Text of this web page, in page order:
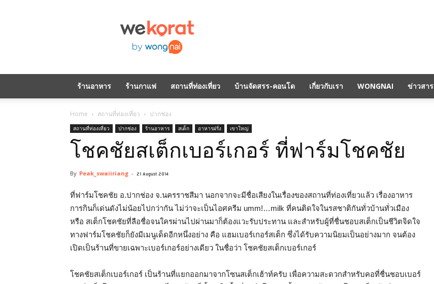
ร้านอาหาร ร้านกาแฟ สถานที่ท่องเที่ยว บ้านจัดสรร-คอนโด เกี่ยวกับเรา WONGNAI ข่าวสาร
Home สถานที่ท่องเที่ยว ปากช่อง
สถานที่ท่องเที่ยว ปากช่อง ร้านอาหาร สเต็ก อาหารฝรั่ง เขาใหญ่
โชคชัยสเต็กเบอร์เกอร์ ที่ฟาร์มโชคชัย
By Peak_swaiiriang - 21 August 2014
ที่ฟาร์มโชคชัย อ.ปากช่อง จ.นครราชสีมา นอกจากจะมีชื่อเสียงในเรื่องของสถานที่ท่องเที่ยวแล้ว เรื่องอาหาร
การกินก็เด่นดังไม่น้อยไปกว่ากัน ไม่ว่าจะเป็นไอศครีม umm!…milk ที่คนติดใจในรสชาติกันทั่วบ้านทั่วเมือง
หรือ สเต็กโชคชัยที่ลือชื่อจนใครผ่านไปผ่านมาก็ต้องแวะรับประทาน และสำหรับผู้ที่ชื่นชอบสเต็กเป็นชีวิตจิดใจ
ทางฟาร์มโชคชัยก็ยังมีเมนูเด็ดอีกหนึ่งอย่าง คือ แฮมเบอร์เกอร์สเต็ก ซึ่งได้รับความนิยมเป็นอย่างมาก จนต้อง
เปิดเป็นร้านที่ขายเฉพาะเบอร์เกอร์อย่างเดียว ในชื่อว่า โชคชัยสเต็กเบอร์เกอร์
โชคชัยสเต็กเบอร์เกอร์ เป็นร้านที่แยกออกมาจากโซนสเต็กเฮ้าท์ครับ เพื่อความสะดวกสำหรับคอที่ชื่นชอบเบอร์